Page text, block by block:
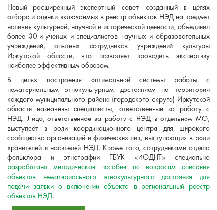
Новый расширенный экспертный совет, созданный в целях
отбора и оценки включаемых в реестр объектов НЭД на предмет
наличия культурной, научной и исторической ценности, объединил
более 30-и ученых и специалистов научных и образовательных
учреждений, опытных сотрудников учреждений культуры
Иркутской области, что позволяет проводить экспертизу
наиболее эффективным образом.
В целях построения оптимальной системы работы с
нематериальным этнокультурным достоянием на территории
каждого муниципального района (городского округа) Иркутской
области назначены специалисты, ответственные за работу с
НЭД. Лицо, ответственное за работу с НЭД в отдельном МО,
выступает в роли координационного центра для широкого
сообщества организаций и физических лиц, выступающих в роли
хранителей и носителей НЭД. Кроме того, сотрудниками отдела
фольклора и этнографии ГБУК «ИОДНТ» специально
разработано методическое пособие по вопросам описания
объектов нематериального этнокультурного достояния для
подачи заявки о включении объекта в региональный реестр
объектов НЭД.